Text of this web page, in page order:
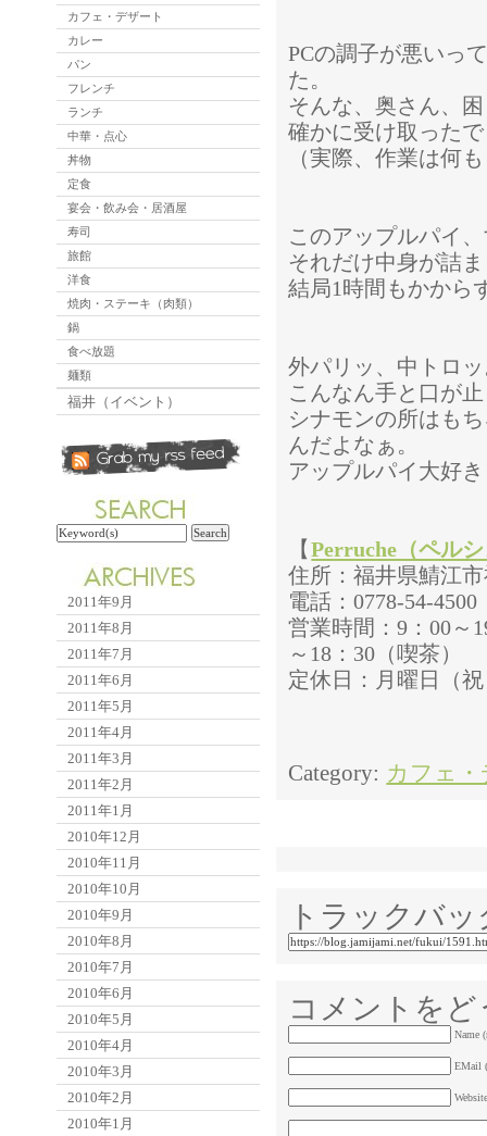
PCの調子が悪いっ
た。
そんな、奥さん、
確かに受け取った
（実際、作業は何
このアップルパイ
それだけ中身が詰
結局1時間もかから
外パリッ、中トロ
こんなん手と口が
シナモンの所はも
んだよなぁ。
アップルパイ大好
【Perruche（ペル
住所：福井県鯖江
電話：0778-54-4500
営業時間：9：00～
～18：30（喫茶）
定休日：月曜日（
Category: カフェ
トラックバッ
コメントをど
Name
EMail
カフェ・デザート
カレー
パン
フレンチ
ランチ
中華・点心
丼物
定食
宴会・飲み会・居酒屋
寿司
旅館
洋食
焼肉・ステーキ（肉類）
鍋
食べ放題
麺類
福井（イベント）
2011年9月
2011年8月
2011年7月
2011年6月
2011年5月
2011年4月
2011年3月
2011年2月
2011年1月
2010年12月
2010年11月
2010年10月
2010年9月
2010年8月
2010年7月
2010年6月
2010年5月
2010年4月
2010年3月
2010年2月
2010年1月